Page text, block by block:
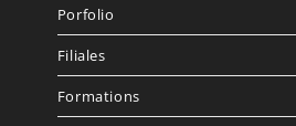
Porfolio
Filiales
Formations